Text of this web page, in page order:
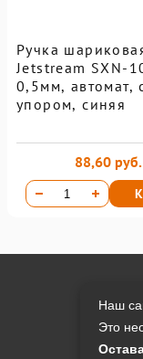
Ручка
Jetstream SXN-
0,5мм, автомат,
упором, синяя
88,60 руб.
Наш
Это